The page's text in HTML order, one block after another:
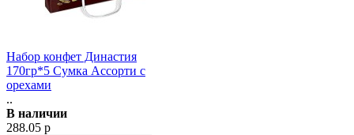
Набор конфет Династия
170гр*5 Сумка Ассорти с
орехами
..
В наличии
288.05 р